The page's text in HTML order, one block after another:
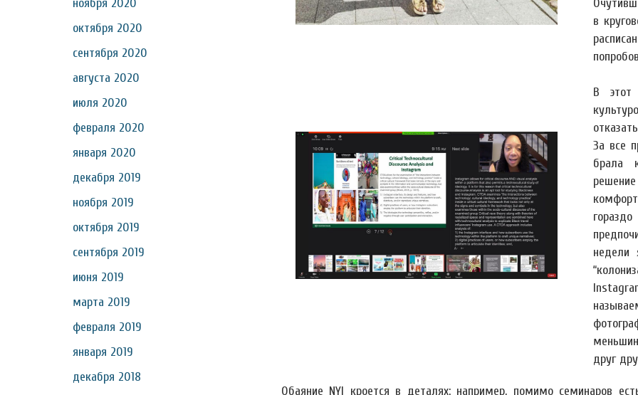
ноября 2020
октября 2020
сентября 2020
августа 2020
июля 2020
февраля 2020
января 2020
декабря 2019
ноября 2019
октября 2019
сентября 2019
июня 2019
марта 2019
февраля 2019
января 2019
декабря 2018
в
В этот
За все
брала
недели
друг
Обаяние NYI кроется в деталях: например, помимо семинаров